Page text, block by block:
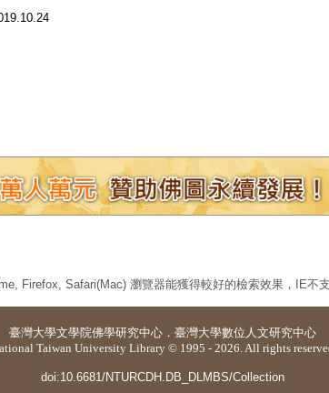
Firefox, Safari(Mac) 瀏覽器能獲得較好的檢索效果，IE不支
臺灣大學文學院佛學研究中心 ． 臺灣大學數位人文研究中心
Taiwan University Library © 1995 - 2026. All rights
doi:10.6681/NTURCDH.DB_DLMBS/Collection